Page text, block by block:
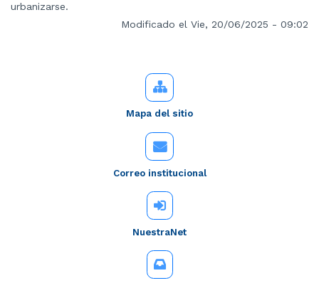
urbanizarse.
Modificado el Vie, 20/06/2025 - 09:02
Mapa del sitio
Correo institucional
NuestraNet